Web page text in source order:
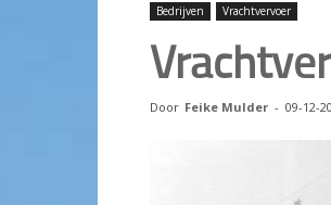
Bedrijven Vrachtvervoer
Door Feike Mulder - 09-12-